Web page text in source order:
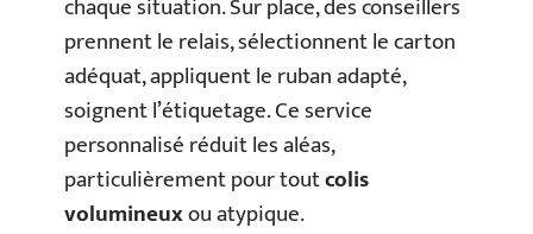
prennent le relais, sélectionnent le carton
adéquat, appliquent le ruban adapté,
soignent l’étiquetage. Ce service
personnalisé réduit les aléas,
particulièrement pour toutcolis
volumineuxou atypique.